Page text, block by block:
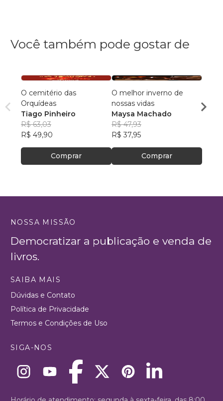
Você também pode gostar de
O cemitério das
Orquídeas
Tiago Pinheiro
R$ 63,03
R$ 49,90
Comprar
O melhor inverno de
nossas vidas
Maysa Machado
R$ 47,93
R$ 37,95
Comprar
R$
NOSSA MISSÃO
Democratizar a publicação e venda de
livros.
SAIBA MAIS
Dúvidas e Contato
Política de Privacidade
Termos e Condições de Uso
SIGA-NOS